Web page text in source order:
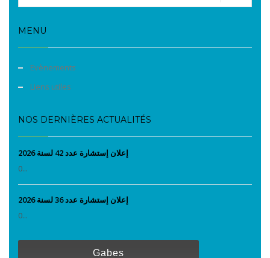
MENU
Evènements
Liens utiles
NOS DERNIÈRES ACTUALITÉS
إعلان إستشارة عدد 42 لسنة 2026
0...
إعلان إستشارة عدد 36 لسنة 2026
0...
Gabes